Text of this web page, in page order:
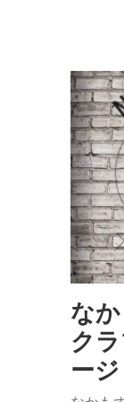
な
ク
ージ